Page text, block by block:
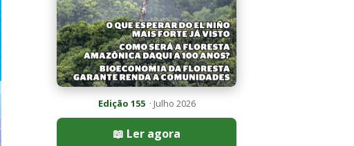
Edição 155· Julho 2026
📖 Ler agora